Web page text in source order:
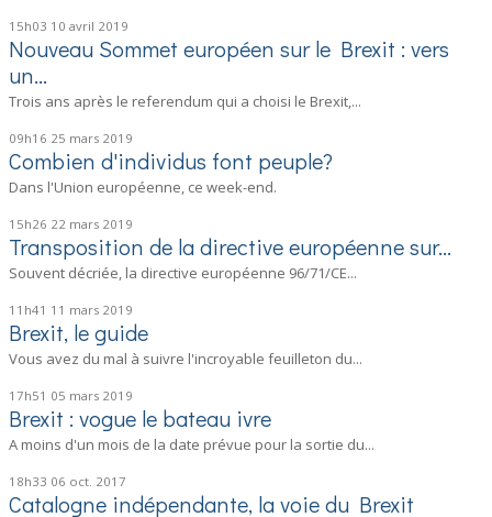
15h03 10 avril 2019
Nouveau Sommet européen sur le Brexit : vers
un...
Trois ans après le referendum qui a choisi le Brexit,...
09h16 25 mars 2019
Combien d'individus font peuple?
Dans l'Union européenne, ce week-end.
15h26 22 mars 2019
Transposition de la directive européenne sur...
Souvent décriée, la directive européenne 96/71/CE...
11h41 11 mars 2019
Brexit, le guide
Vous avez du mal à suivre l'incroyable feuilleton du...
17h51 05 mars 2019
Brexit : vogue le bateau ivre
A moins d'un mois de la date prévue pour la sortie du...
18h33 06 oct. 2017
Catalogne indépendante, la voie du Brexit